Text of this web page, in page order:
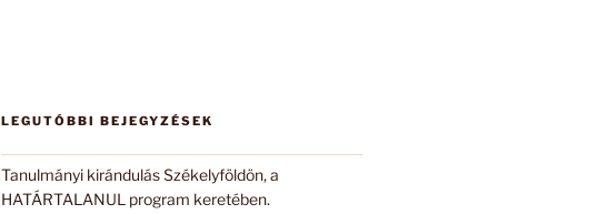
LEGUTÓBBI BEJEGYZÉSEK
Tanulmányi kirándulás Székelyföldön, a
HATÁRTALANUL program keretében.